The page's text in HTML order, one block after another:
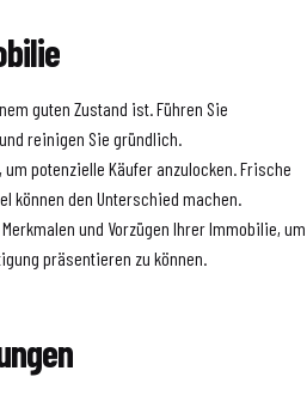
guten Zustand ist. Führen Sie
reinigen Sie gründlich.
potenzielle Käufer anzulocken. Frische
können den Unterschied machen.
und Vorzügen Ihrer Immobilie, um
präsentieren zu können.